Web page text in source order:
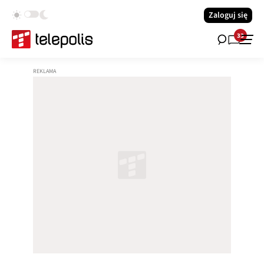
Zaloguj się
33